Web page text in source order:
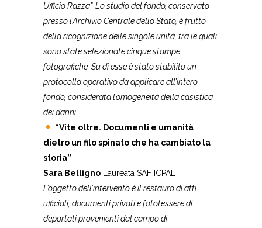
Ufficio Razza”. Lo studio del fondo, conservato
presso l’Archivio Centrale dello Stato, è frutto
della ricognizione delle singole unità, tra le quali
sono state selezionate cinque stampe
fotografiche. Su di esse è stato stabilito un
protocollo operativo da applicare all’intero
fondo, considerata l’omogeneità della casistica
dei danni.
“Vite oltre. Documenti e umanità
dietro un filo spinato che ha cambiato la
storia”
Sara Belligno Laureata SAF ICPAL
L’oggetto dell’intervento è il restauro di atti
ufficiali, documenti privati e fototessere di
deportati provenienti dal campo di